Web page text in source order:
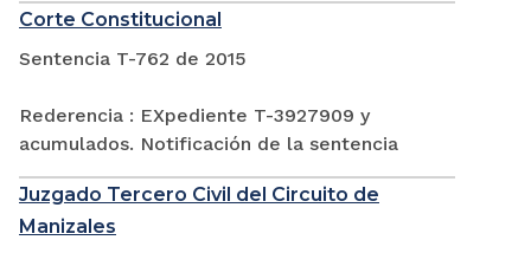
Corte Constitucional
Sentencia T-762 de 2015
Rederencia : EXpediente T-3927909 y
acumulados. Notificación de la sentencia
Juzgado Tercero Civil del Circuito de
Manizales